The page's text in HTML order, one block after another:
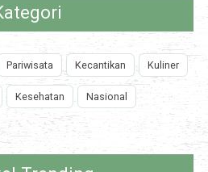
Pariwisata Kecantikan Kuliner
Kesehatan Nasional